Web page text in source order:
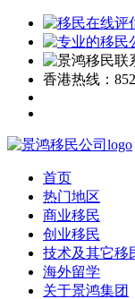
香港热线：
首页
热门地区
商业移民
创业移民
技术及其它移
海外留学
关于景鸿集团